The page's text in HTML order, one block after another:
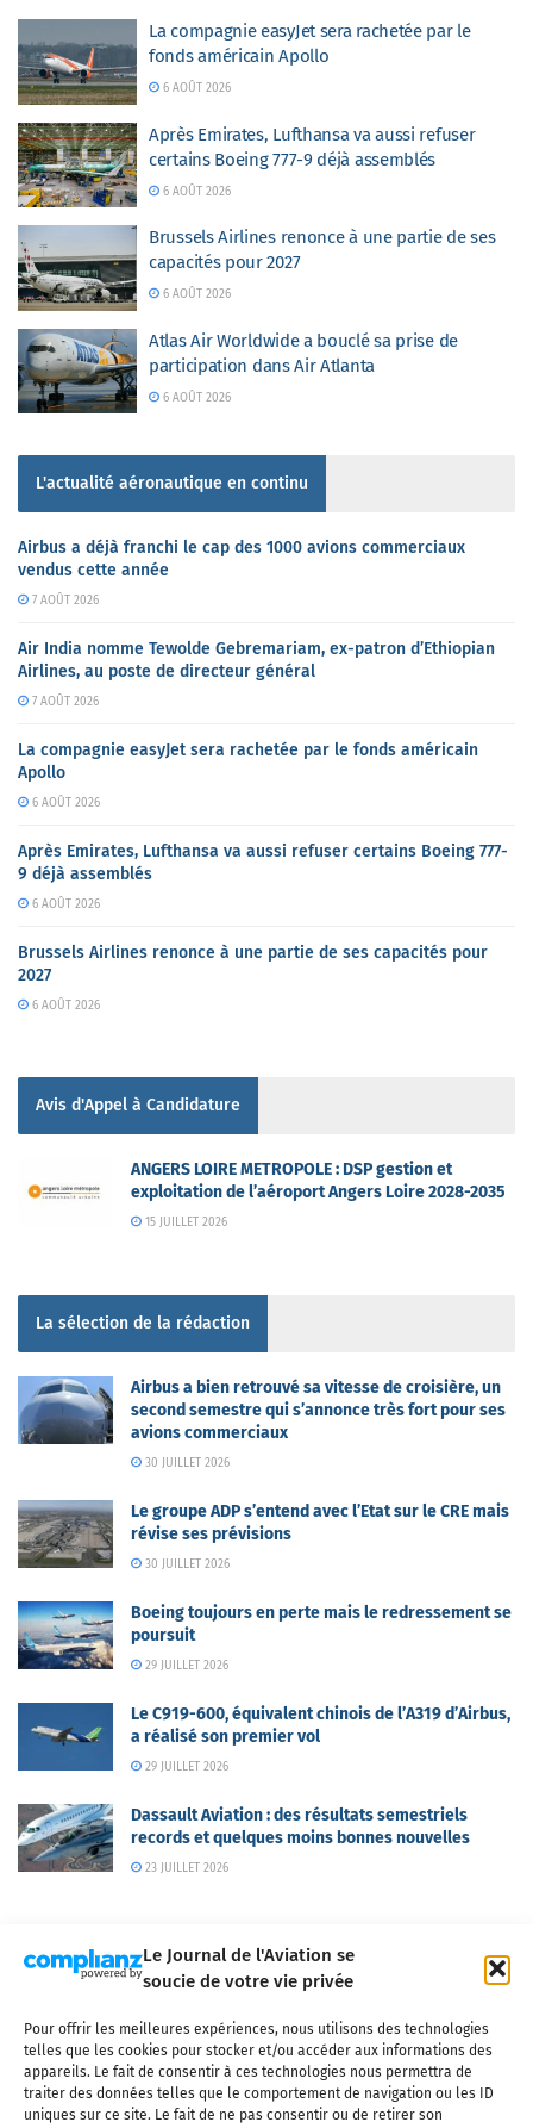
Le Journal de l'Aviation se
soucie de votre vie privée
Pour offrir les meilleures expériences, nous utilisons des technologies
telles que les cookies pour stocker et/ou accéder aux informations des
appareils. Le fait de consentir à ces technologies nous permettra de
traiter des données telles que le comportement de navigation ou les ID
uniques sur ce site. Le fait de ne pas consentir ou de retirer son
La compagnie easyJet sera rachetée par le
fonds américain Apollo
6 AOÛT 2026
Après Emirates, Lufthansa va aussi refuser
certains Boeing 777-9 déjà assemblés
6 AOÛT 2026
Brussels Airlines renonce à une partie de ses
capacités pour 2027
6 AOÛT 2026
Atlas Air Worldwide a bouclé sa prise de
participation dans Air Atlanta
6 AOÛT 2026
L'actualité aéronautique en continu
Airbus a déjà franchi le cap des 1000 avions commerciaux
vendus cette année
7 AOÛT 2026
Air India nomme Tewolde Gebremariam, ex-patron d’Ethiopian
Airlines, au poste de directeur général
7 AOÛT 2026
La compagnie easyJet sera rachetée par le fonds américain
Apollo
6 AOÛT 2026
Après Emirates, Lufthansa va aussi refuser certains Boeing 777-
9 déjà assemblés
6 AOÛT 2026
Brussels Airlines renonce à une partie de ses capacités pour
2027
6 AOÛT 2026
Avis d'Appel à Candidature
ANGERS LOIRE METROPOLE : DSP gestion et
exploitation de l’aéroport Angers Loire 2028-2035
15 JUILLET 2026
La sélection de la rédaction
Airbus a bien retrouvé sa vitesse de croisière, un
second semestre qui s’annonce très fort pour ses
avions commerciaux
30 JUILLET 2026
Le groupe ADP s’entend avec l’Etat sur le CRE mais
révise ses prévisions
30 JUILLET 2026
Boeing toujours en perte mais le redressement se
poursuit
29 JUILLET 2026
Le C919-600, équivalent chinois de l’A319 d’Airbus,
a réalisé son premier vol
29 JUILLET 2026
Dassault Aviation : des résultats semestriels
records et quelques moins bonnes nouvelles
23 JUILLET 2026
Qui sommes-nous ? Nous contacter
Partenaires
Mentions légales
CGV Politique de confidentialité Cookies